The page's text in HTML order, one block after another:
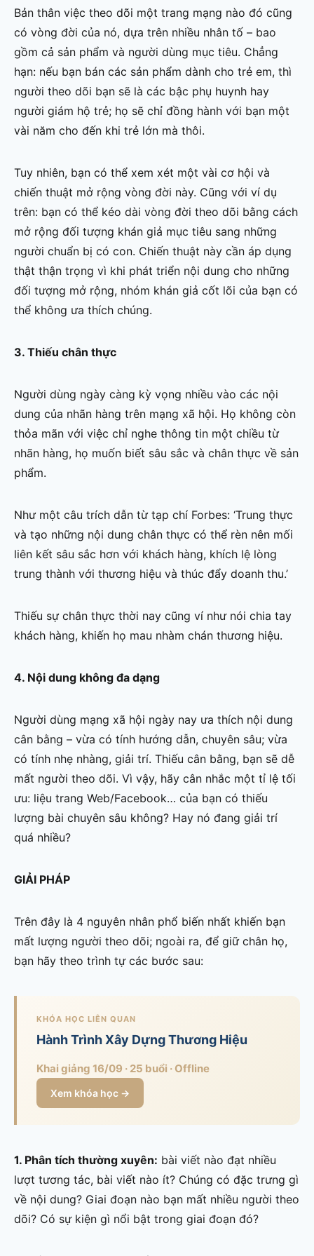
Bản thân việc theo dõi một trang mạng nào đó cũng
có vòng đời của nó, dựa trên nhiều nhân tố – bao
gồm cả sản phẩm và người dùng mục tiêu. Chẳng
hạn: nếu bạn bán các sản phẩm dành cho trẻ em, thì
người theo dõi bạn sẽ là các bậc phụ huynh hay
người giám hộ trẻ; họ sẽ chỉ đồng hành với bạn một
vài năm cho đến khi trẻ lớn mà thôi.
Tuy nhiên, bạn có thể xem xét một vài cơ hội và
chiến thuật mở rộng vòng đời này. Cũng với ví dụ
trên: bạn có thể kéo dài vòng đời theo dõi bằng cách
mở rộng đối tượng khán giả mục tiêu sang những
người chuẩn bị có con. Chiến thuật này cần áp dụng
thật thận trọng vì khi phát triển nội dung cho những
đối tượng mở rộng, nhóm khán giả cốt lõi của bạn có
thể không ưa thích chúng.
3. Thiếu chân thực
Người dùng ngày càng kỳ vọng nhiều vào các nội
dung của nhãn hàng trên mạng xã hội. Họ không còn
thỏa mãn với việc chỉ nghe thông tin một chiều từ
nhãn hàng, họ muốn biết sâu sắc và chân thực về sản
phẩm.
Như một câu trích dẫn từ tạp chí Forbes: ‘Trung thực
và tạo những nội dung chân thực có thể rèn nên mối
liên kết sâu sắc hơn với khách hàng, khích lệ lòng
trung thành với thương hiệu và thúc đẩy doanh thu.’
Thiếu sự chân thực thời nay cũng ví như nói chia tay
khách hàng, khiến họ mau nhàm chán thương hiệu.
4. Nội dung không đa dạng
Người dùng mạng xã hội ngày nay ưa thích nội dung
cân bằng – vừa có tính hướng dẫn, chuyên sâu; vừa
có tính nhẹ nhàng, giải trí. Thiếu cân bằng, bạn sẽ dễ
mất người theo dõi. Vì vậy, hãy cân nhắc một tỉ lệ tối
ưu: liệu trang Web/Facebook… của bạn có thiếu
lượng bài chuyên sâu không? Hay nó đang giải trí
quá nhiều?
GIẢI PHÁP
Trên đây là 4 nguyên nhân phổ biến nhất khiến bạn
mất lượng người theo dõi; ngoài ra, để giữ chân họ,
bạn hãy theo trình tự các bước sau:
KHÓA HỌC LIÊN QUAN
Hành Trình Xây Dựng Thương Hiệu
Khai giảng 16/09 · 25 buổi · Offline
Xem khóa học →
1. Phân tích thường xuyên: bài viết nào đạt nhiều
lượt tương tác, bài viết nào ít? Chúng có đặc trưng gì
về nội dung? Giai đoạn nào bạn mất nhiều người theo
dõi? Có sự kiện gì nổi bật trong giai đoạn đó?